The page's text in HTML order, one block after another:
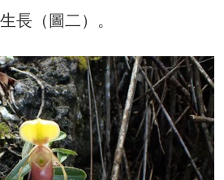
長（圖二）。